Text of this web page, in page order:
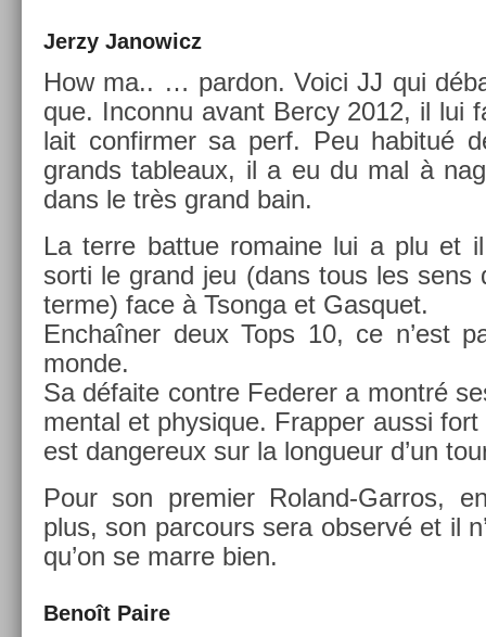
Jerzy Janowicz
How ma.. … par­don. Voici JJ qui
que. In­con­nu avant Bercy 2012, il lui
lait con­firm­er sa perf. Peu habitué
grands tab­leaux, il a eu du mal à
dans le très grand bain.
La terre bat­tue romaine lui a plu et
sorti le grand jeu (dans tous les sens
terme) face à Tson­ga et Gas­quet.
Enchaîner deux Tops 10, ce n’est
monde.
Sa défaite con­tre Feder­er a montré
ment­al et physique. Frapp­er aussi
est dan­gereux sur la lon­gueur d’un
Pour son pre­mi­er Roland-Garros,
plus, son par­cours sera ob­servé et il
qu’on se marre bien.
Benoît Paire